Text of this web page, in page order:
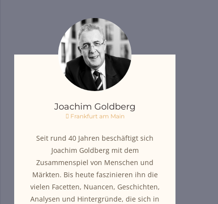
Joachim Goldberg
Frankfurt am Main
Seit rund 40 Jahren beschäftigt sich
Joachim Goldberg mit dem
Zusammenspiel von Menschen und
Märkten. Bis heute faszinieren ihn die
vielen Facetten, Nuancen, Geschichten,
Analysen und Hintergründe, die sich in